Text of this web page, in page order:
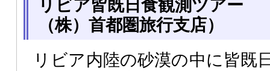
リビア皆既日食観測ツアー
（株）首都圏旅行支店）
リビア内陸の砂漠の中に皆既